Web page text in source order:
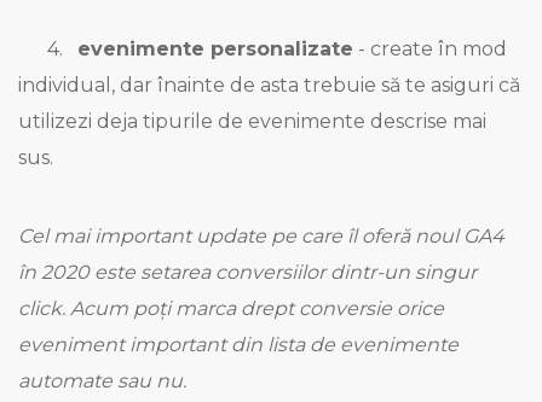
4. evenimente personalizate - create în mod
individual, dar înainte de asta trebuie să te asiguri că
utilizezi deja tipurile de evenimente descrise mai
sus.
Cel mai important update pe care îl oferă noul GA4
în 2020 este setarea conversiilor dintr-un singur
click. Acum poți marca drept conversie orice
eveniment important din lista de evenimente
automate sau nu.